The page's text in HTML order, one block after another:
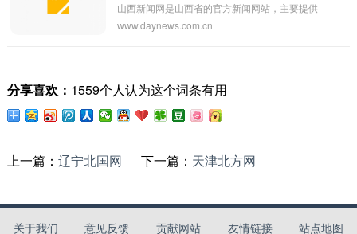
的报道风格和立场，为广大读者提供法律知识和
法治建设相关信息，受到了法律界和社会各界的
山西新闻网是山西省的官方新闻网站，主要提供
山西省的新闻资讯、时事报道、区域动态等信
策、社会民生等方面的信息。山西新闻网的宗旨
是以客观、公正、及时的态度报道新闻，为广大
www.daynews.com.cn
分享喜欢： 1559个人认为这个词条有用
上一篇： 辽宁北国网 下一篇： 天津北方网
关于我们 意见反馈 贡献网站 友情链接 站点地图